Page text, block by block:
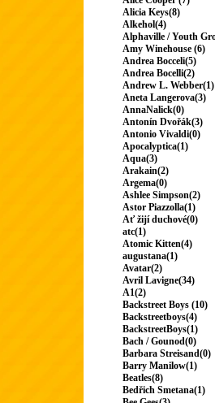
Alicia Keys(8)
Alkehol(4)
Alphaville / Youth
Amy Winehouse (6)
Andrea Bocceli(5)
Andrea Bocelli(2)
Andrew L. Webber(1)
Aneta Langerova(3)
AnnaNalick(0)
Antonín Dvořák(3)
Antonio Vivaldi(0)
Apocalyptica(1)
Aqua(3)
Arakain(2)
Argema(0)
Ashlee Simpson(2)
Astor Piazzolla(1)
Ať žijí duchové(0)
atc(1)
Atomic Kitten(4)
augustana(1)
Avatar(2)
Avril Lavigne(34)
A1(2)
Backstreet Boys (10)
Backstreetboys(4)
BackstreetBoys(1)
Bach / Gounod(0)
Barbara Streisand(0)
Barry Manilow(1)
Beatles(8)
Bedřich Smetana(1)